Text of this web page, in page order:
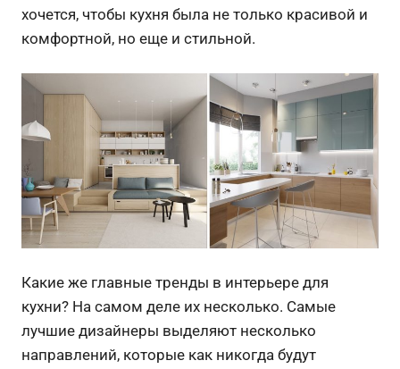
хочется, чтобы кухня была не только красивой и
комфортной, но еще и стильной.
Какие же главные тренды в интерьере для
кухни? На самом деле их несколько. Самые
лучшие дизайнеры выделяют несколько
направлений, которые как никогда будут